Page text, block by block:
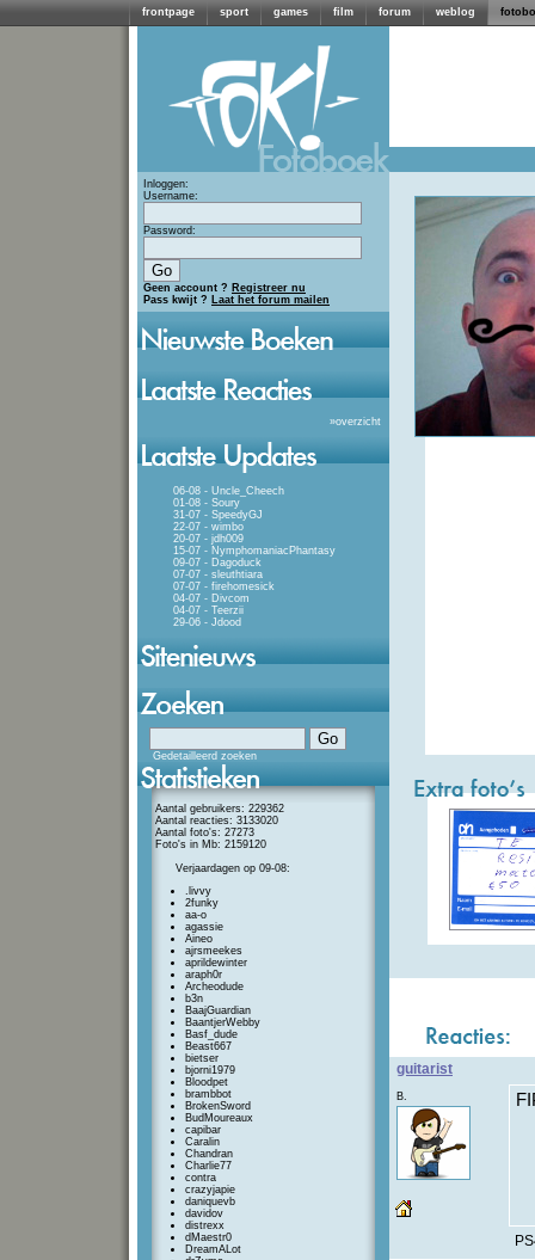
frontpage sport games film forum weblog
Inloggen:
Username:
Password:
Geen account ? Registreer nu
Pass kwijt ? Laat het forum mailen
»overzicht
06-08 - Uncle_Cheech
01-08 - Soury
31-07 - SpeedyGJ
22-07 - wimbo
20-07 - jdh009
15-07 - NymphomaniacPhantasy
09-07 - Dagoduck
07-07 - sleuthtiara
07-07 - firehomesick
04-07 - Divcom
04-07 - Teerzii
29-06 - Jdood
Gedetailleerd zoeken
Aantal gebruikers: 229362
Aantal reacties: 3133020
Aantal foto's: 27273
Foto's in Mb: 2159120
Verjaardagen op 09-08:
.livvy
2funky
aa-o
agassie
Aineo
ajrsmeekes
aprildewinter
araph0r
Archeodude
b3n
BaajGuardian
BaantjerWebby
Basf_dude
Beast667
bietser
bjorni1979
Bloodpet
brambbot
BrokenSword
BudMoureaux
capibar
Caralin
Chandran
Charlie77
contra
crazyjapie
daniquevb
davidov
distrexx
dMaestr0
DreamALot
guitarist
B.